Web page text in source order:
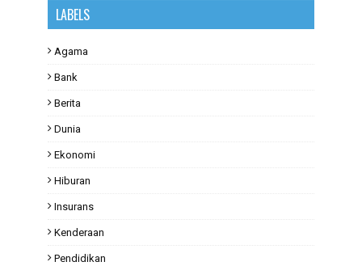
LABELS
Agama
Bank
Berita
Dunia
Ekonomi
Hiburan
Insurans
Kenderaan
Pendidikan